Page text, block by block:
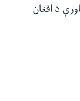
د افغان